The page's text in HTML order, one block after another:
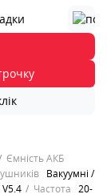
Ємність АКБ
Вакуумні /
Частота 20-